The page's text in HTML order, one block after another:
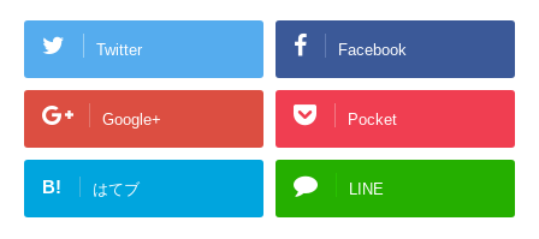
Twitter Facebook
Google+ Pocket
B! はてブ LINE